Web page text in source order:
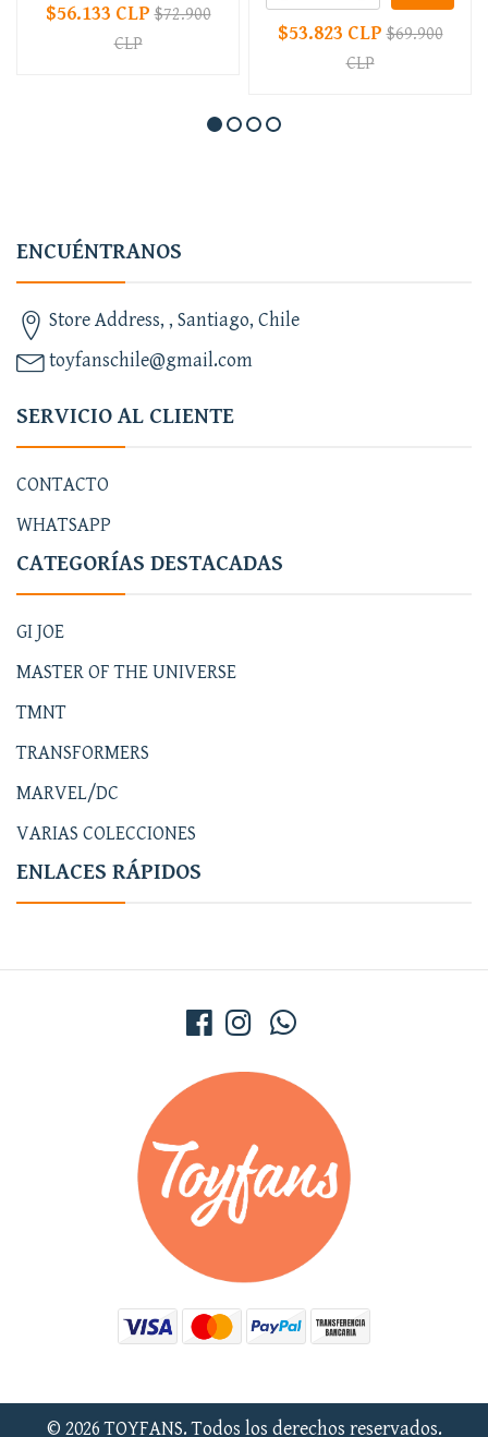
$56.133 CLP$72.900
CLP
$53.823 CLP$69.900
CLP
ENCUÉNTRANOS
Store Address, , Santiago, Chile
toyfanschile@gmail.com
SERVICIO AL CLIENTE
CONTACTO
WHATSAPP
CATEGORÍAS DESTACADAS
GI JOE
MASTER OF THE UNIVERSE
TMNT
TRANSFORMERS
MARVEL/DC
VARIAS COLECCIONES
ENLACES RÁPIDOS
© 2026 TOYFANS. Todos los derechos reservados.